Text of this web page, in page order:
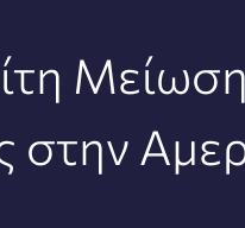
στην